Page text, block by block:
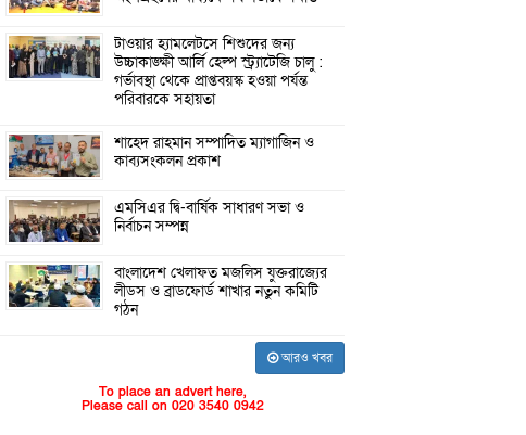
টাওয়ার হ্যামলেটসে শিশুদের জন্য
উচ্চাকাঙ্ক্ষী আর্লি হেল্প স্ট্র্যাটেজি চালু :
গর্ভাবস্থা থেকে প্রাপ্তবয়স্ক হওয়া পর্যন্ত
পরিবারকে সহায়তা
শাহেদ রাহমান সম্পাদিত ম্যাগাজিন ও
কাব্যসংকলন প্রকাশ
এমসিএর দ্বি-বার্ষিক সাধারণ সভা ও
নির্বাচন সম্পন্ন
বাংলাদেশ খেলাফত মজলিস যুক্তরাজ্যের
লীডস ও ব্রাডফোর্ড শাখার নতুন কমিটি
গঠন
আরও খবর
To place an advert here,
Please call on 020 3540 0942